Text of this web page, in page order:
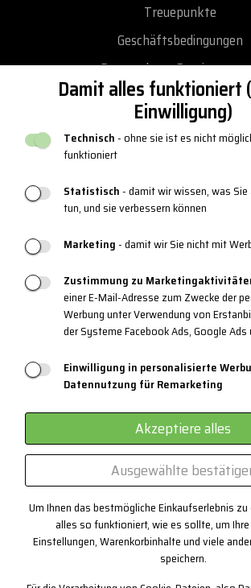
Damit alles funktioniert
Einwilligung)
Um Ihnen das bestmögliche Einkaufserlebnis
alles so funktioniert, wie es sollte, um
Einstellungen, Warenkorbinhalte und viele
speichern.
Technisch- ohne sie ist es nicht
funktioniert
Statistisch- damit wir wissen, was
tun, und sie verbessern können
Marketing- damit wir Sie nicht mit
Zustimmung zu
einer E-Mail-Adresse zum Zwecke der
Werbung unter Verwendung von
der Systeme Facebook Ads, Google Ads
Einwilligung in personalisierte
Datennutzung für Remarketing
Ausgewählte
Akzeptiere alles
Treuepunkte
Geschäftsbedingungen
Datenschutz-
Rückgabe und Umtausch
Reklamationen
Blog
PRODUKT SUPPORT
Größentabellen
Pflege der Kleidung
Materialien und
3-Schicht-System
EYEWEAR
Zertifikate
Kundenspezifische
Kontakt
+420 382 222 221
+420 774 968 904